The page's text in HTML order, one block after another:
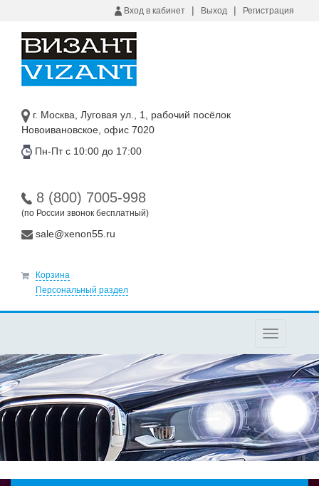
Вход в кабинет | Выход | Регистрация
г. Москва, Луговая ул., 1, рабочий посёлок
Новоивановское, офис 7020
Пн-Пт с 10:00 до 17:00
8 (800) 7005-998
(по России звонок бесплатный)
sale@xenon55.ru
Корзина
Персональный раздел
Toggle